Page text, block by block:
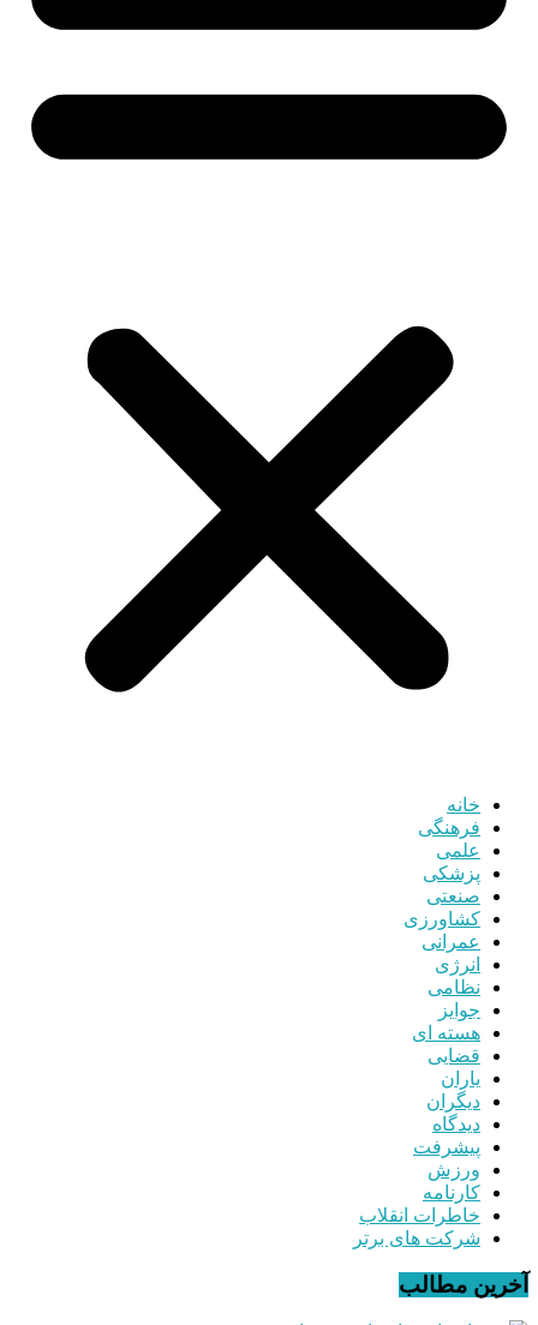
خانه
فرهنگی
علمی
پزشکی
صنعتی
کشاورزی
عمرانی
انرژی
نظامی
جوایز
هسته ای
قضایی
یاران
دیگران
دیدگاه
پیشرفت
ورزش
کارنامه
خاطرات انقلاب
شرکت های برتر
آخرین مطالب